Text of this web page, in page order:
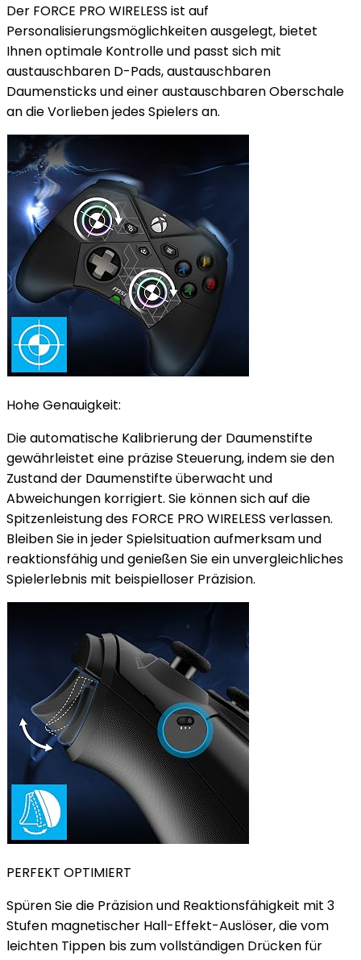
Der FORCE PRO WIRELESS ist auf
Personalisierungsmöglichkeiten ausgelegt, bietet
Ihnen optimale Kontrolle und passt sich mit
austauschbaren D-Pads, austauschbaren
Daumensticks und einer austauschbaren Oberschale
an die Vorlieben jedes Spielers an.
Hohe Genauigkeit:
Die automatische Kalibrierung der Daumenstifte
gewährleistet eine präzise Steuerung, indem sie den
Zustand der Daumenstifte überwacht und
Abweichungen korrigiert. Sie können sich auf die
Spitzenleistung des FORCE PRO WIRELESS verlassen.
Bleiben Sie in jeder Spielsituation aufmerksam und
reaktionsfähig und genießen Sie ein unvergleichliches
Spielerlebnis mit beispielloser Präzision.
PERFEKT OPTIMIERT
Spüren Sie die Präzision und Reaktionsfähigkeit mit 3
Stufen magnetischer Hall-Effekt-Auslöser, die vom
leichten Tippen bis zum vollständigen Drücken für